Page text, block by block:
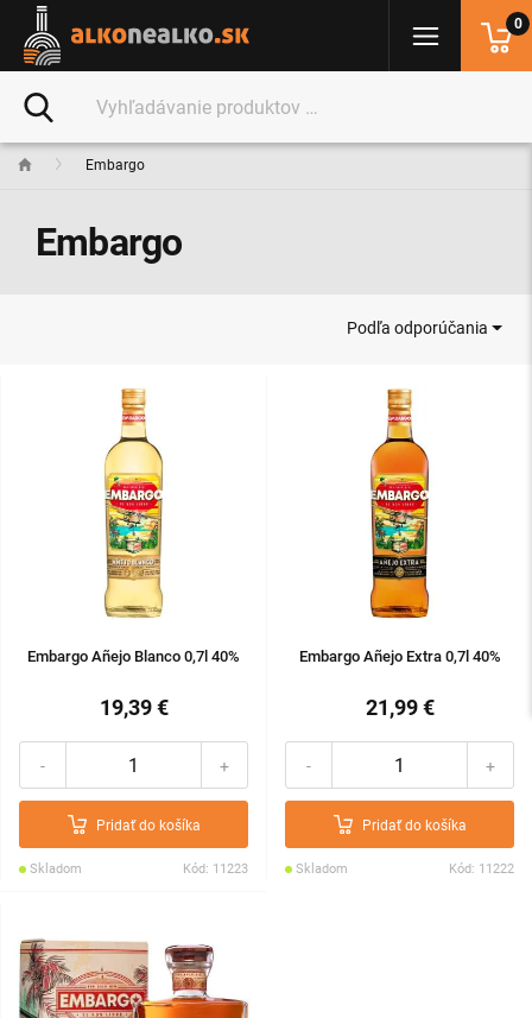
Embargo
Embargo
Podľa odporúčania
Embargo Añejo Blanco 0,7l 40%
19,39 €
- +
Pridať do košíka
Skladom Kód: 11223
Embargo Añejo Extra 0,7l 40%
21,99 €
- +
Pridať do košíka
Skladom Kód: 11222
0